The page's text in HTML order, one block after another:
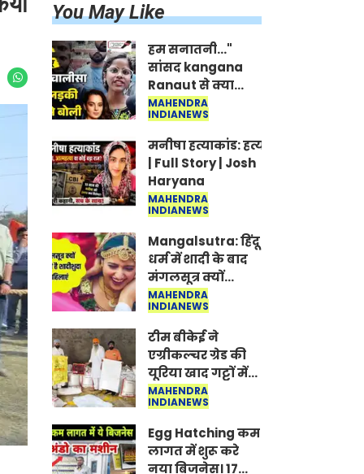
You May Like
हम सनातनी..."
सांसद kangana
Ranaut से क्या
बोली लड़की? Viral
Jantar-Mantar |
CJP protest
MAHENDRA
INDIANEWS
मनीषा हत्याकांड: हत्या, आत्महत्या या
| Full Story | Josh
Haryana
MAHENDRA
INDIANEWS
Mangalsutra: हिंदू
धर्म में शादी के बाद
मंगलसूत्र क्यों
पहनती है महिलाएं,
किसने शुरु की ये
परंपरा
MAHENDRA
INDIANEWS
टीम बीकेई ने
एग्रीकल्चर ग्रेड की
यूरिया खाद गट्टों में
बदलकर टेक्निकल
ग्रेड में बेचने वालों पर
करवाई कार्रवाई:
लखविंदर सिंह
औलख
MAHENDRA
INDIANEWS
Egg Hatching कम
लागत में शुरू करे
नया बिजनेस। 17